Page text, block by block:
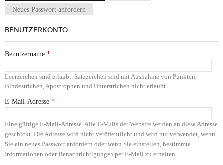
Haupt-Reiter
Neues Passwort anfordern
BENUTZERKONTO
Benutzername *
Leerzeichen sind erlaubt. Satzzeichen sind mit Ausnahme von Punkten,
Bindestrichen, Apostrophen und Unterstrichen nicht erlaubt.
E-Mail-Adresse *
Eine gültige E-Mail-Adresse. Alle E-Mails der Website werden an diese Adresse
geschickt. Die Adresse wird nicht veröffentlicht und wird nur verwendet, wenn
Sie ein neues Passwort anfordern oder wenn Sie einstellen, bestimmte
Informationen oder Benachrichtigungen per E-Mail zu erhalten.